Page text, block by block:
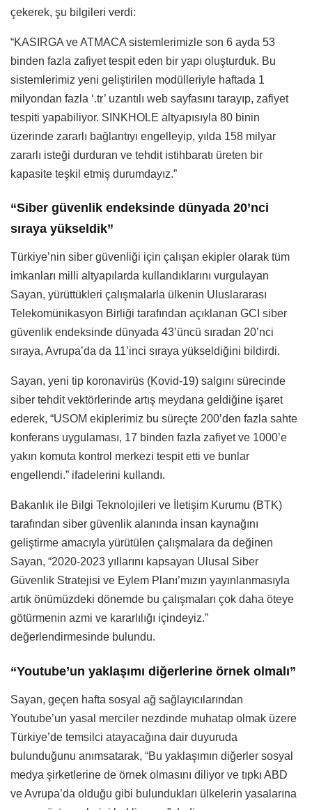
çekerek, şu bilgileri verdi:
“KASIRGA ve ATMACA sistemlerimizle son 6 ayda 53
binden fazla zafiyet tespit eden bir yapı oluşturduk. Bu
sistemlerimiz yeni geliştirilen modülleriyle haftada 1
milyondan fazla ‘.tr’ uzantılı web sayfasını tarayıp, zafiyet
tespiti yapabiliyor. SINKHOLE altyapısıyla 80 binin
üzerinde zararlı bağlantıyı engelleyip, yılda 158 milyar
zararlı isteği durduran ve tehdit istihbaratı üreten bir
kapasite teşkil etmiş durumdayız.”
“Siber güvenlik endeksinde dünyada 20’nci
sıraya yükseldik”
Türkiye’nin siber güvenliği için çalışan ekipler olarak tüm
imkanları milli altyapılarda kullandıklarını vurgulayan
Sayan, yürüttükleri çalışmalarla ülkenin Uluslararası
Telekomünikasyon Birliği tarafından açıklanan GCI siber
güvenlik endeksinde dünyada 43’üncü sıradan 20’nci
sıraya, Avrupa’da da 11’inci sıraya yükseldiğini bildirdi.
Sayan, yeni tip koronavirüs (Kovid-19) salgını sürecinde
siber tehdit vektörlerinde artış meydana geldiğine işaret
ederek, “USOM ekiplerimiz bu süreçte 200’den fazla sahte
konferans uygulaması, 17 binden fazla zafiyet ve 1000’e
yakın komuta kontrol merkezi tespit etti ve bunlar
engellendi.” ifadelerini kullandı.
Bakanlık ile Bilgi Teknolojileri ve İletişim Kurumu (BTK)
tarafından siber güvenlik alanında insan kaynağını
geliştirme amacıyla yürütülen çalışmalara da değinen
Sayan, “2020-2023 yıllarını kapsayan Ulusal Siber
Güvenlik Stratejisi ve Eylem Planı’mızın yayınlanmasıyla
artık önümüzdeki dönemde bu çalışmaları çok daha öteye
götürmenin azmi ve kararlılığı içindeyiz.”
değerlendirmesinde bulundu.
“Youtube’un yaklaşımı diğerlerine örnek olmalı”
Sayan, geçen hafta sosyal ağ sağlayıcılarından
Youtube’un yasal merciler nezdinde muhatap olmak üzere
Türkiye’de temsilci atayacağına dair duyuruda
bulunduğunu anımsatarak, “Bu yaklaşımın diğerler sosyal
medya şirketlerine de örnek olmasını diliyor ve tıpkı ABD
ve Avrupa’da olduğu gibi bulundukları ülkelerin yasalarına